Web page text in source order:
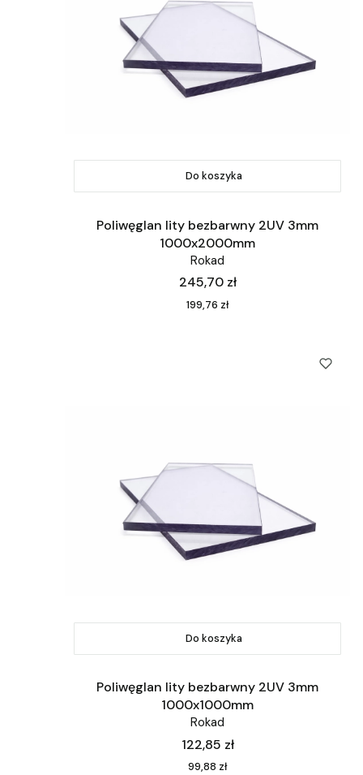
Do koszyka
Poliwęglan lity bezbarwny 2UV 3mm
1000x2000mm
Rokad
Cena
245,70 zł
Cena
199,76 zł
Do koszyka
Poliwęglan lity bezbarwny 2UV 3mm
1000x1000mm
Rokad
Cena
122,85 zł
Cena
99,88 zł